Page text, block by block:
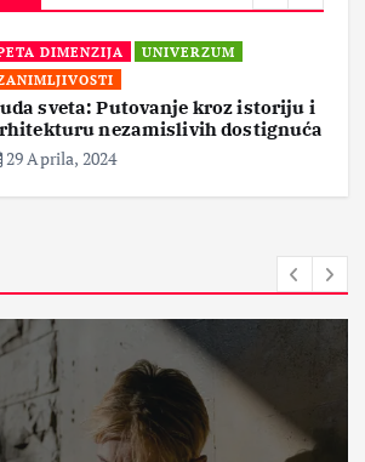
DIMENZIJA
UNIVERZUM
sveta: Putovanje kroz istoriju i
nezamislivih dostignuća
29 Aprila, 2024